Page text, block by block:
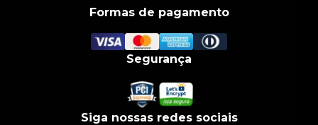
Formas de pagamento
Segurança
Siga nossas redes sociais